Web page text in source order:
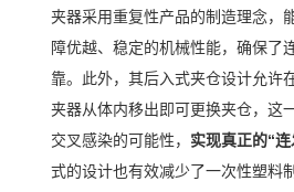
夹器采用重复性产品的制造理念，
障优越、稳定的机械性能，确保了
靠。此外，其后入式夹仓设计允许
夹器从体内移出即可更换夹仓，这
交叉感染的可能性， 实现真正的“连
式的设计也有效减少了一次性塑料